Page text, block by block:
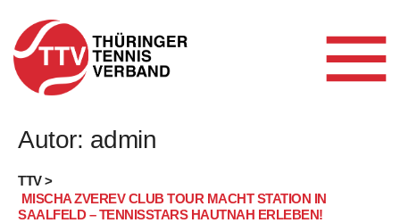
Skip
content
Autor: admin
TTV >
MISCHA ZVEREV CLUB TOUR MACHT STATION IN
SAALFELD – TENNISSTARS HAUTNAH ERLEBEN!